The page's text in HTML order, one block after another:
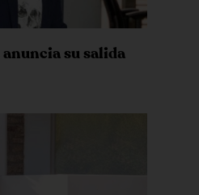
su salida